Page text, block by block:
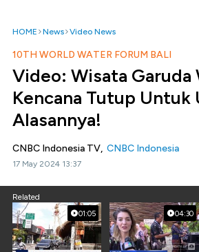
HOME News Video News
10TH WORLD WATER FORUM BALI
Video: Wisata Garuda
Kencana Tutup Untuk
Alasannya!
CNBC Indonesia TV, CNBC Indonesia
17 May 2024 13:37
Related
01:05 04:30